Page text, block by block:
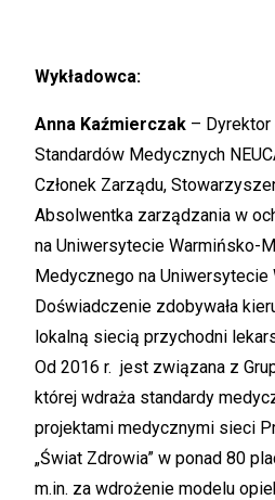
Wykładowca:
Anna Kaźmierczak – Dyrektor
Standardów Medycznych
Członek Zarządu,
Absolwentka zarządzania w
na Uniwersytecie Warmińsko-
Medycznego na Uniwersytecie
Doświadczenie zdobywała
lokalną siecią przychodni
Od 2016 r. jest związana z
której wdraża standardy
projektami medycznymi sieci
„Świat Zdrowia” w ponad 80
m.in. za wdrożenie modelu